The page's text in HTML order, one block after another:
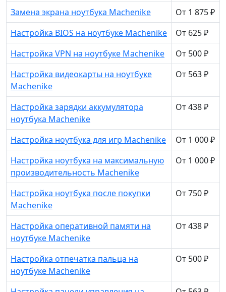
Замена экрана ноутбука Machenike
От 1 875 ₽
Настройка BIOS на ноутбуке Machenike
От 625 ₽
Настройка VPN на ноутбуке Machenike
От 500 ₽
Настройка видеокарты на ноутбуке
Machenike
От 563 ₽
Настройка зарядки аккумулятора
ноутбука Machenike
От 438 ₽
Настройка ноутбука для игр Machenike
От 1 000 ₽
Настройка ноутбука на максимальную
производительность Machenike
От 1 000 ₽
Настройка ноутбука после покупки
Machenike
От 750 ₽
Настройка оперативной памяти на
ноутбуке Machenike
От 438 ₽
Настройка отпечатка пальца на
ноутбуке Machenike
От 500 ₽